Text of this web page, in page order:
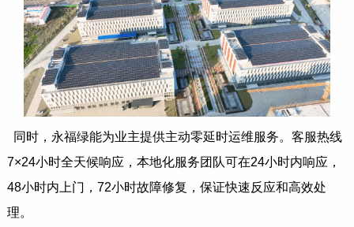
同时，永福绿能为业主提供主动零延时运维服务。客服热线
7×24小时全天候响应，本地化服务团队可在24小时内响应，
48小时内上门，72小时故障修复，保证快速反应和高效处
理。